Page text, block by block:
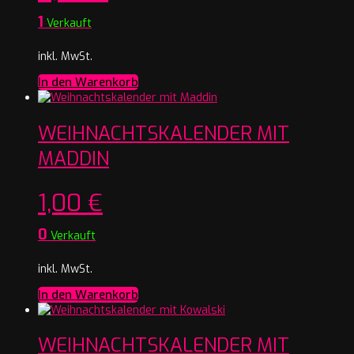
1 Verkauft
inkl. MwSt.
In den Warenkorb
WEIHNACHTSKALENDER MIT
MADDIN
1,00 €
0 Verkauft
inkl. MwSt.
In den Warenkorb
WEIHNACHTSKALENDER MIT